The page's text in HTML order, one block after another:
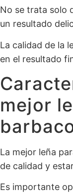
No se trata solo
un resultado
La calidad de la
en el resultado
mejor
La mejor leña
de calidad y
Es importante